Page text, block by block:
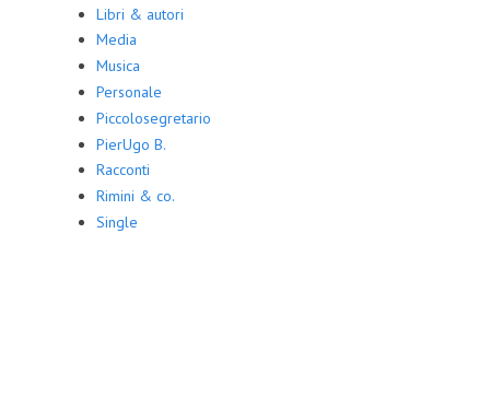
Libri & autori
Media
Musica
Personale
Piccolosegretario
PierUgo B.
Racconti
Rimini & co.
Single